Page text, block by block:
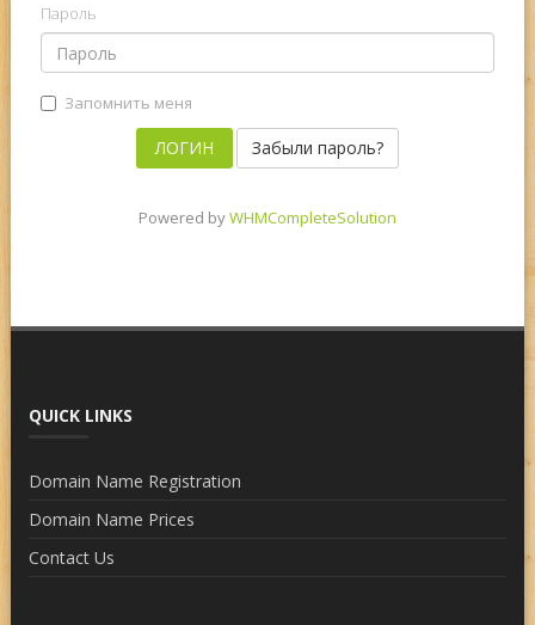
Пароль
Запомнить меня
Забыли пароль?
Powered byWHMCompleteSolution
QUICK LINKS
Domain Name Registration
Domain Name Prices
Contact Us